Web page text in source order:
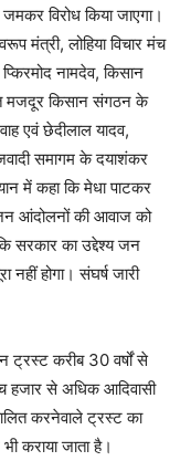
विरोध किया जाएगा।
मंत्री, लोहिया विचार मंच
नामदेव, किसान
मजदूर किसान संगठन के
एवं छेदीलाल यादव,
समागम के दयाशंकर
में कहा कि मेधा पाटकर
आंदोलनों की आवाज को
सरकार का उद्देश्य जन
होगा। संघर्ष जारी
ट्रस्ट करीब 30 वर्षों से
हजार से अधिक आदिवासी
करनेवाले ट्रस्ट का
कराया जाता है।